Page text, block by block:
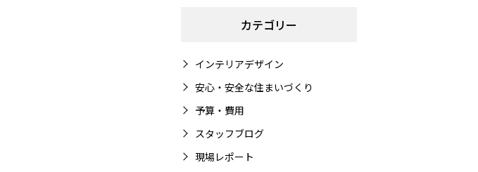
カテゴリー
インテリアデザイン
安心・安全な住まいづくり
予算・費用
スタッフブログ
現場レポート